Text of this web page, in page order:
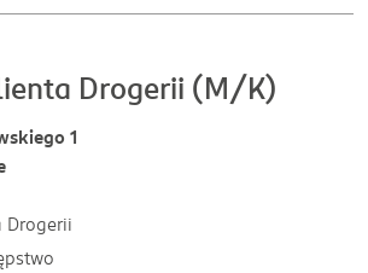
Drogerii (M/K)
1
Drogerii